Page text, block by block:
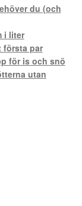
du (och
i liter
första par
för is och snö
utan